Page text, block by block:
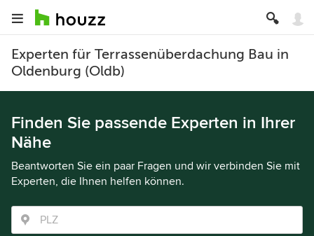
Experten für Terrassenüberdachung Bau in
Oldenburg (Oldb)
Finden Sie passende Experten in Ihrer
Nähe
Beantworten Sie ein paar Fragen und wir verbinden Sie mit
Experten, die Ihnen helfen können.